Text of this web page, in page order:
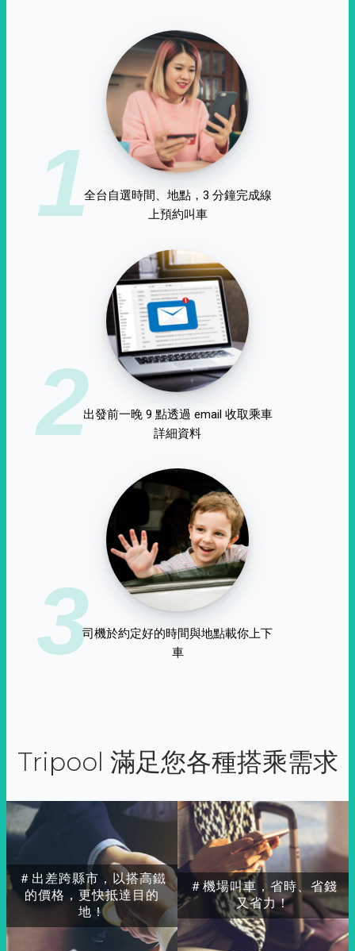
1全台自選時間、地點，3 分鐘完成線
上預約叫車
2出發前一晚 9 點透過 email 收取乘車
詳細資料
3司機於約定好的時間與地點載你上下
車
Tripool 滿足您各種搭乘需求
＃出差跨縣市，以搭高鐵
的價格，更快抵達目的
地！
＃機場叫車，省時、省錢
又省力！